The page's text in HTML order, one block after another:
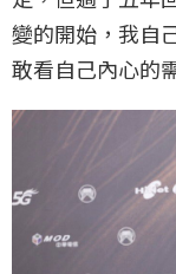
變的開始，我自
敢看自己內心的